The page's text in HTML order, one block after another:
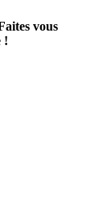
vous
!